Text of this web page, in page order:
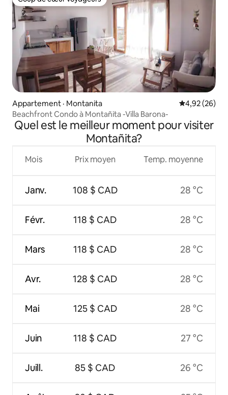
Coup de cœur voyageurs
Appartement · Montanita Note
4,92 (26)
Beachfront Condo à Montañita -Villa Barona-
Quel est le meilleur moment pour visiter
Montañita?
Mois
Janv.
Févr.
Mars
Avr.
Mai
Juin
Juill.
Prix moyen
108 $ CAD
118 $ CAD
118 $ CAD
128 $ CAD
125 $ CAD
118 $ CAD
85 $ CAD
Temp. moyenne
28 °C
28 °C
28 °C
28 °C
28 °C
27 °C
26 °C